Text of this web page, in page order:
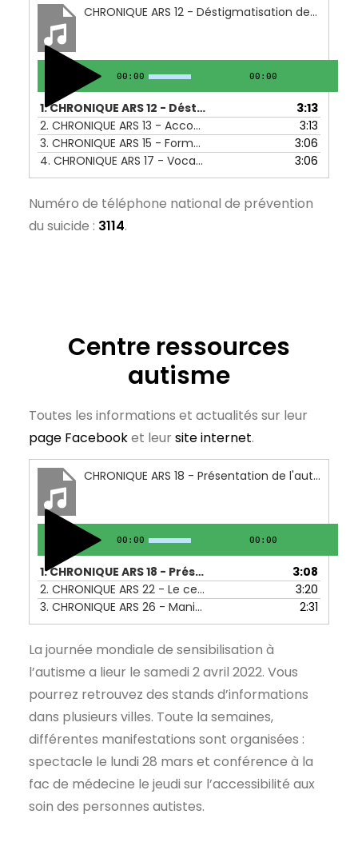
CHRONIQUE ARS 12 - Déstigmatisation des troubles mentaux - 20 au 24 décembre
00:00 00:00
1.CHRONIQUE ARS 12 - Déstigmatisation des troubles mentaux - 20 au 24 décembre
3:13
2. CHRONIQUE ARS 13 - Accompagner des personnes souffrant de troubles mentaux - 27 au 31 décembre
3:13
3. CHRONIQUE ARS 15 - Formations pour la prévention du suicide - 10 au 14 janvier
3:06
4. CHRONIQUE ARS 17 - Vocabulaire pour la prévention du suicide - 24 au 28 janvier 3:06
Numéro de téléphone national de prévention
du suicide : 3114.
Centre ressources
autisme
Toutes les informations et actualités sur leur
page Facebooket leur site internet.
CHRONIQUE ARS 18 - Présentation de l'autisme et signaux d'alerte -31 au 04 février 2022
00:00 00:00
1.CHRONIQUE ARS 18 - Présentation de l'autisme et signaux d'alerte -31 au 04 février 2022
3:08
2. CHRONIQUE ARS 22 - Le centre de ressource autisme et autres aides - 28 au 04 mars 2022
3:20
3. CHRONIQUE ARS 26 - Manifestations de sensibilisation à l'autisme - 28 au 01 avril 2022 2:31
La journée mondiale de sensibilisation à
l’autisme a lieur le samedi 2 avril 2022. Vous
pourrez retrouvez des stands d’informations
dans plusieurs villes. Toute la semaines,
différentes manifestations sont organisées :
spectacle le lundi 28 mars et conférence à la
fac de médecine le jeudi sur l’accessibilité aux
soin des personnes autistes.